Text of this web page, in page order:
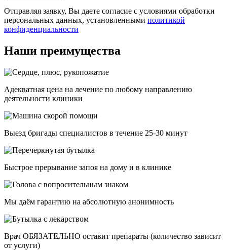
Отправляя заявку, Вы даете согласие с условиями обработки
персональных данных, установленными политикой
конфиденциальности
Наши преимущества
Адекватная цена на лечение по любому направлению
деятельности клиники
Выезд бригады специалистов в течение 25-30 минут
Быстрое прерывание запоя на дому и в клинике
Мы даём гарантию на абсолютную анонимность
Врач ОБЯЗАТЕЛЬНО оставит препараты (количество зависит
от услуги)